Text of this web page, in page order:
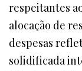
respeitantes
alocação de
despesas
solidificada